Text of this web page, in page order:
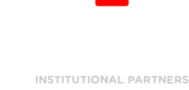
INSTITUTIONAL PARTNERS